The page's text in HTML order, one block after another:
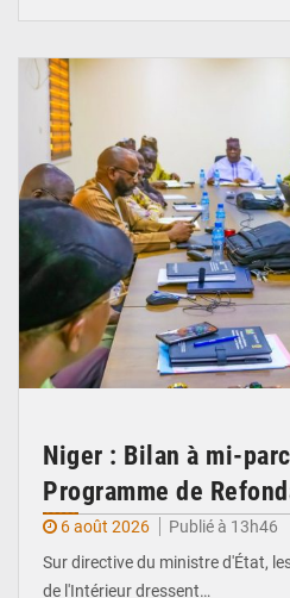
Niger : Bilan à mi-
Programme de
6 août 2026
Publié à 13h46
Sur directive du ministre d'État,
de l'Intérieur dressent…